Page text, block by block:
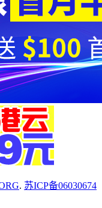
. 苏ICP备06030674